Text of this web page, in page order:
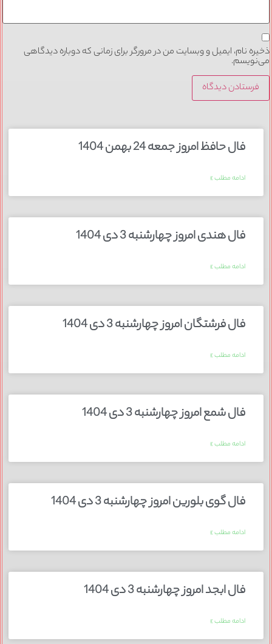
ذخیره نام، ایمیل و وبسایت من در مرورگر برای زمانی که دوباره دیدگاهی
می‌نویسم.
فال حافظ امروز جمعه 24 بهمن 1404
ادامه مطلب »
فال هندی امروز چهارشنبه 3 دی 1404
ادامه مطلب »
فال فرشتگان امروز چهارشنبه 3 دی 1404
ادامه مطلب »
فال شمع امروز چهارشنبه 3 دی 1404
ادامه مطلب »
فال گوی بلورین امروز چهارشنبه 3 دی 1404
ادامه مطلب »
فال ابجد امروز چهارشنبه 3 دی 1404
ادامه مطلب »